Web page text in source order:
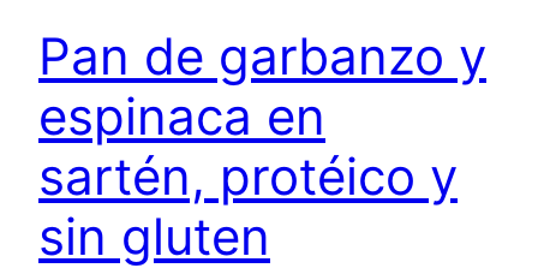
Pan de garbanzo y
espinaca en
sartén, protéico y
sin gluten